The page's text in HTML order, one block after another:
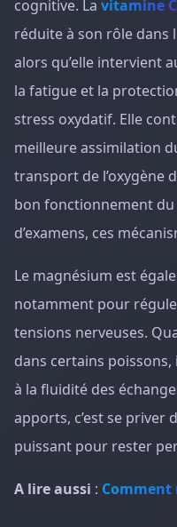
cognitive. La vitamine C
réduite à son rôle dans
alors qu’elle intervient
la fatigue et la
stress oxydatif. Elle
meilleure assimilation
transport de l’oxygène
bon fonctionnement du
d’examens, ces
Le magnésium est
notamment pour
tensions nerveuses.
dans certains
à la fluidité des
apports, c’est se priver
puissant pour rester
A lire aussi : Comment